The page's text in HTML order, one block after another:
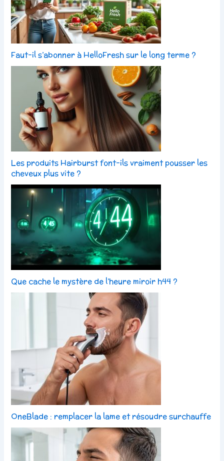
Faut-il s’abonner à HelloFresh sur le long terme ?
Les produits Hairburst font-ils vraiment pousser les
cheveux plus vite ?
Que cache le mystère de l’heure miroir h44 ?
OneBlade : remplacer la lame et résoudre surchauffe